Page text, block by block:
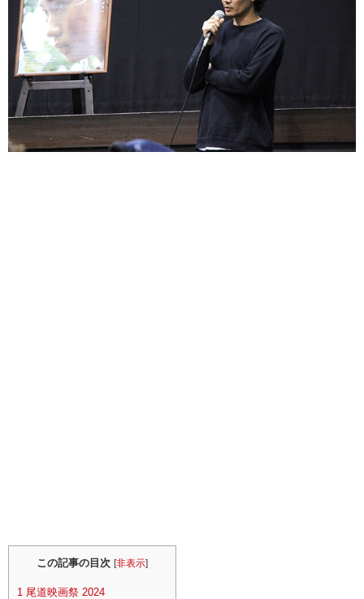
この記事の目次 [非表示]
1 尾道映画祭 2024